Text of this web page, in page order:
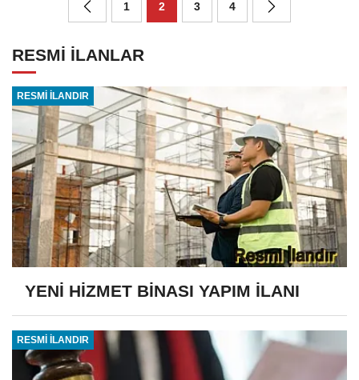
1 2 3 4
RESMİ İLANLAR
RESMİ İLANDIR
YENİ HİZMET BİNASI YAPIM İLANI
RESMİ İLANDIR